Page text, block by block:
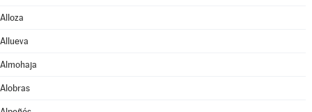
Alloza
Allueva
Almohaja
Alobras